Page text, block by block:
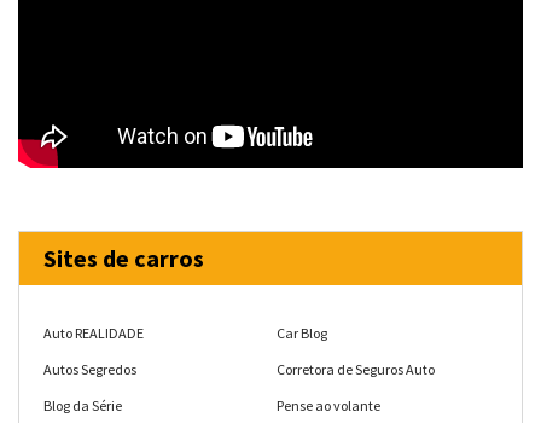
Sites de carros
Auto REALIDADE
Autos Segredos
Blog da Série
Car Blog
Corretora de Seguros Auto
Pense ao volante